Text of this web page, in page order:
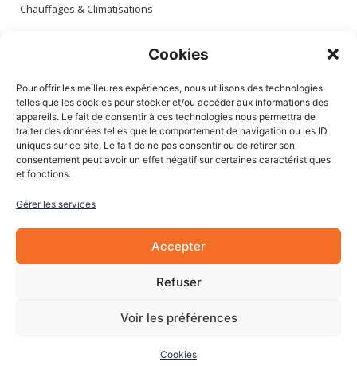
Cookies
Pour offrir les meilleures expériences, nous utilisons des technologies
telles que les cookies pour stocker et/ou accéder aux informations des
appareils. Le fait de consentir à ces technologies nous permettra de
traiter des données telles que le comportement de navigation ou les ID
uniques sur ce site. Le fait de ne pas consentir ou de retirer son
consentement peut avoir un effet négatif sur certaines caractéristiques
et fonctions.
Gérer les services
Accepter
Refuser
Voir les préférences
Cookies
Chauffages & Climatisations
Mon compte
Mes commandes
Mes adresses
Mon panier
Informations
À Propos de nous
Blog
Mentions légales
© 2022 Les Pièces Auto Pro. Tous droits réservés